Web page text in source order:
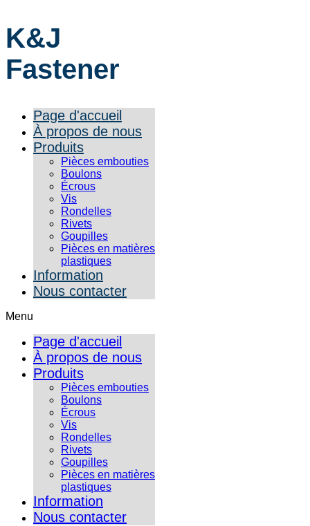
K&J
Fastener
Page d'accueil
À propos de nous
Produits
Pièces embouties
Boulons
Écrous
Vis
Rondelles
Rivets
Goupilles
Pièces en matières
plastiques
Information
Nous contacter
Menu
Page d'accueil
À propos de nous
Produits
Pièces embouties
Boulons
Écrous
Vis
Rondelles
Rivets
Goupilles
Pièces en matières
plastiques
Information
Nous contacter